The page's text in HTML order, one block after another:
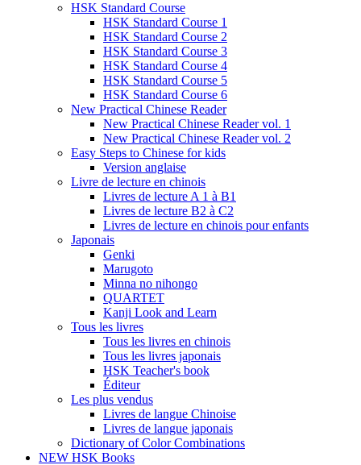
HSK Standard Course
HSK Standard Course 1
HSK Standard Course 2
HSK Standard Course 3
HSK Standard Course 4
HSK Standard Course 5
HSK Standard Course 6
New Practical Chinese Reader
New Practical Chinese Reader vol. 1
New Practical Chinese Reader vol. 2
Easy Steps to Chinese for kids
Version anglaise
Livre de lecture en chinois
Livres de lecture A 1 à B1
Livres de lecture B2 à C2
Livres de lecture en chinois pour enfants
Japonais
Genki
Marugoto
Minna no nihongo
QUARTET
Kanji Look and Learn
Tous les livres
Tous les livres en chinois
Tous les livres japonais
HSK Teacher's book
Éditeur
Les plus vendus
Livres de langue Chinoise
Livres de langue japonais
Dictionary of Color Combinations
NEW HSK Books